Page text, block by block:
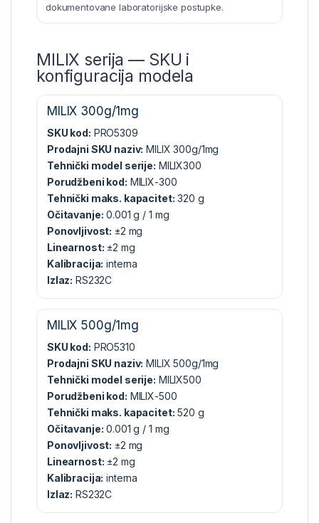
dokumentovane laboratorijske postupke.
MILIX serija — SKU i
konfiguracija modela
MILIX 300g/1mg
SKU kod: PRO5309
Prodajni SKU naziv: MILIX 300g/1mg
Tehnički model serije: MILIX300
Porudžbeni kod: MILIX-300
Tehnički maks. kapacitet: 320 g
Očitavanje: 0.001 g / 1 mg
Ponovljivost: ±2 mg
Linearnost: ±2 mg
Kalibracija: interna
Izlaz: RS232C
MILIX 500g/1mg
SKU kod: PRO5310
Prodajni SKU naziv: MILIX 500g/1mg
Tehnički model serije: MILIX500
Porudžbeni kod: MILIX-500
Tehnički maks. kapacitet: 520 g
Očitavanje: 0.001 g / 1 mg
Ponovljivost: ±2 mg
Linearnost: ±2 mg
Kalibracija: interna
Izlaz: RS232C